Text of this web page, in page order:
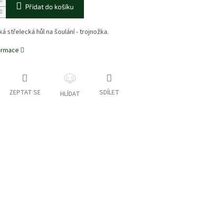
Přidat do košíku
střelecká hůl na šoulání - trojnožka.
ZEPTAT SE HLÍDAT SDÍLET